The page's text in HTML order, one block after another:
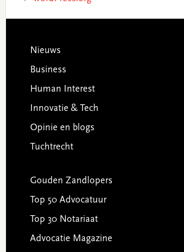
Footer
Nieuws
Business
Human Interest
Innovatie & Tech
Opinie en blogs
Tuchtrecht
Gouden Zandlopers
Top 50 Advocatuur
Top 30 Notariaat
Advocatie Magazine